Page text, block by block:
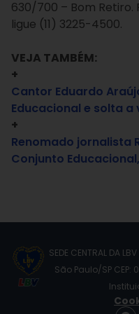
630/700 – Bom
ligue (11) 3225-4500.
VEJA TAMBÉM:
+
Cantor Eduardo
Educacional e solta a
+
Renomado jornalista
Conjunto
SEDE CENTRAL DA
São Paulo/SP CEP:
F